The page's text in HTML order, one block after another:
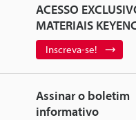
ACESSO
MATERIAIS
Inscreva-se!
Assinar o boletim
informativo